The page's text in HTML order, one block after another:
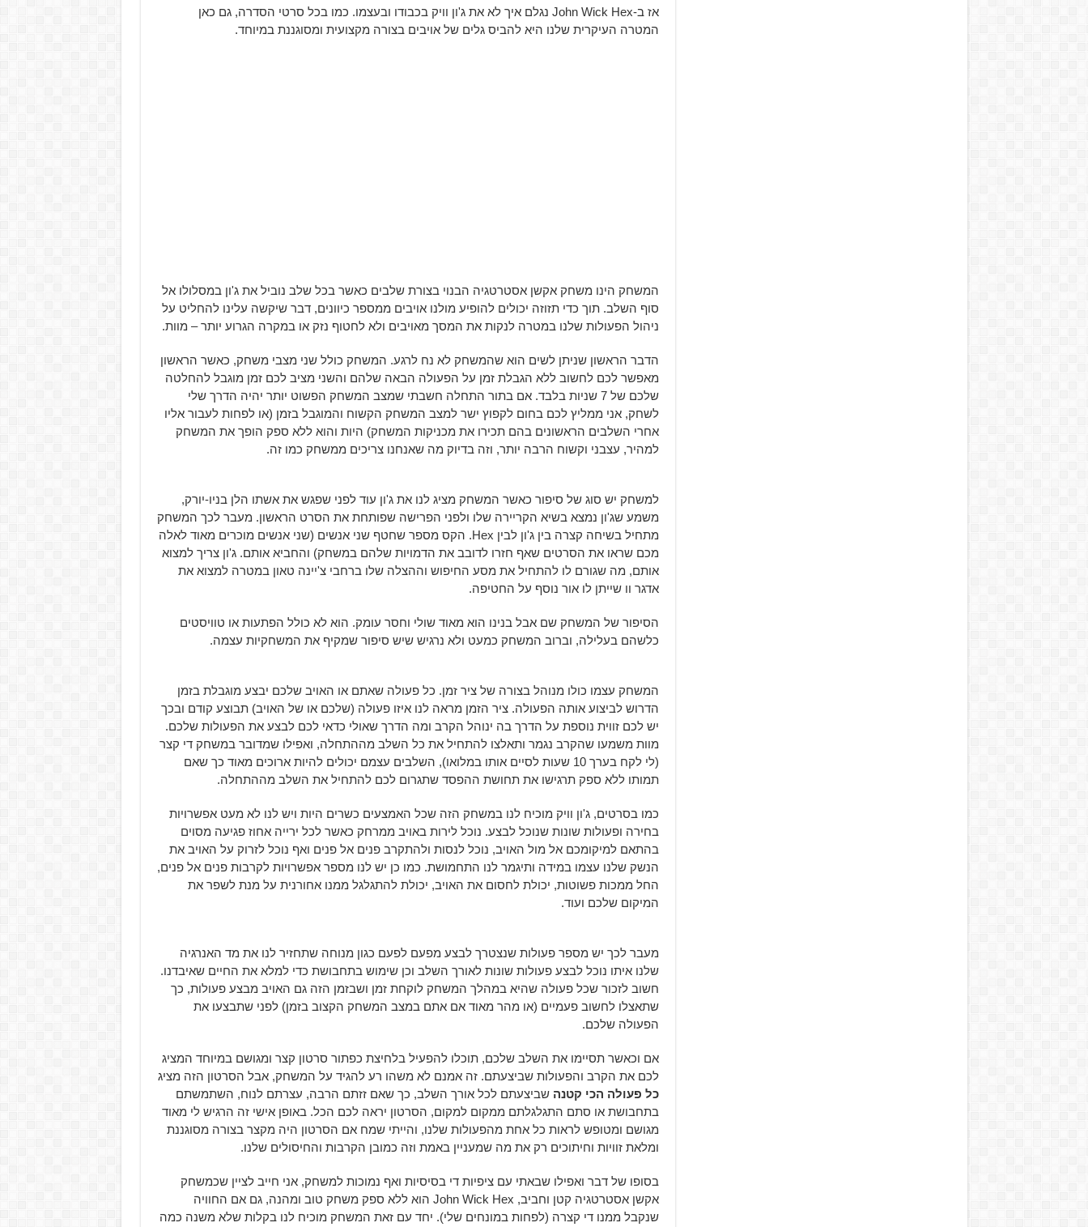
אז ב-John Wick Hex נגלם איך לא את ג'ון וויק בכבודו ובעצמו. כמו בכל סרטי הסדרה, גם כאן
המטרה העיקרית שלנו היא להביס גלים של אויבים בצורה מקצועית ומסוגננת במיוחד.
המשחק הינו משחק אקשן אסטרטגיה הבנוי בצורת שלבים כאשר בכל שלב נוביל את ג'ון במסלולו אל
סוף השלב. תוך כדי תזוזה יכולים להופיע מולנו אויבים ממספר כיוונים, דבר שיקשה עלינו להחליט על
ניהול הפעולות שלנו במטרה לנקות את המסך מאויבים ולא לחטוף נזק או במקרה הגרוע יותר – מוות.
הדבר הראשון שניתן לשים הוא שהמשחק לא נח לרגע. המשחק כולל שני מצבי משחק, כאשר הראשון
מאפשר לכם לחשוב ללא הגבלת זמן על הפעולה הבאה שלהם והשני מציב לכם זמן מוגבל להחלטה
שלכם של 7 שניות בלבד. אם בתור התחלה חשבתי שמצב המשחק הפשוט יותר יהיה הדרך שלי
לשחק, אני ממליץ לכם בחום לקפוץ ישר למצב המשחק הקשוח והמוגבל בזמן (או לפחות לעבור אליו
אחרי השלבים הראשונים בהם תכירו את מכניקות המשחק) היות והוא ללא ספק הופך את המשחק
למהיר, עצבני וקשוח הרבה יותר, וזה בדיוק מה שאנחנו צריכים ממשחק כמו זה.
למשחק יש סוג של סיפור כאשר המשחק מציג לנו את ג'ון עוד לפני שפגש את אשתו הלן בניו-יורק,
משמע שג'ון נמצא בשיא הקריירה שלו ולפני הפרישה שפותחת את הסרט הראשון. מעבר לכך המשחק
מתחיל בשיחה קצרה בין ג'ון לבין Hex. הקס מספר שחטף שני אנשים (שני אנשים מוכרים מאוד לאלה
מכם שראו את הסרטים שאף חזרו לדובב את הדמויות שלהם במשחק) והחביא אותם. ג'ון צריך למצוא
אותם, מה שגורם לו להתחיל את מסע החיפוש וההצלה שלו ברחבי צ'יינה טאון במטרה למצוא את
אדגר וו שייתן לו אור נוסף על החטיפה.
הסיפור של המשחק שם אבל בנינו הוא מאוד שולי וחסר עומק. הוא לא כולל הפתעות או טוויסטים
כלשהם בעלילה, וברוב המשחק כמעט ולא נרגיש שיש סיפור שמקיף את המשחקיות עצמה.
המשחק עצמו כולו מנוהל בצורה של ציר זמן. כל פעולה שאתם או האויב שלכם יבצע מוגבלת בזמן
הדרוש לביצוע אותה הפעולה. ציר הזמן מראה לנו איזו פעולה (שלכם או של האויב) תבוצע קודם ובכך
יש לכם זווית נוספת על הדרך בה ינוהל הקרב ומה הדרך שאולי כדאי לכם לבצע את הפעולות שלכם.
מוות משמעו שהקרב נגמר ותאלצו להתחיל את כל השלב מההתחלה, ואפילו שמדובר במשחק די קצר
(לי לקח בערך 10 שעות לסיים אותו במלואו), השלבים עצמם יכולים להיות ארוכים מאוד כך שאם
תמותו ללא ספק תרגישו את תחושת ההפסד שתגרום לכם להתחיל את השלב מההתחלה.
כמו בסרטים, ג'ון וויק מוכיח לנו במשחק הזה שכל האמצעים כשרים היות ויש לנו לא מעט אפשרויות
בחירה ופעולות שונות שנוכל לבצע. נוכל לירות באויב ממרחק כאשר לכל ירייה אחוז פגיעה מסוים
בהתאם למיקומכם אל מול האויב, נוכל לנסות ולהתקרב פנים אל פנים ואף נוכל לזרוק על האויב את
הנשק שלנו עצמו במידה ותיגמר לנו התחמושת. כמו כן יש לנו מספר אפשרויות לקרבות פנים אל פנים,
החל ממכות פשוטות, יכולת לחסום את האויב, יכולת להתגלגל ממנו אחורנית על מנת לשפר את
המיקום שלכם ועוד.
מעבר לכך יש מספר פעולות שנצטרך לבצע מפעם לפעם כגון מנוחה שתחזיר לנו את מד האנרגיה
שלנו איתו נוכל לבצע פעולות שונות לאורך השלב וכן שימוש בתחבושת כדי למלא את החיים שאיבדנו.
חשוב לזכור שכל פעולה שהיא במהלך המשחק לוקחת זמן ושבזמן הזה גם האויב מבצע פעולות, כך
שתאצלו לחשוב פעמיים (או מהר מאוד אם אתם במצב המשחק הקצוב בזמן) לפני שתבצעו את
הפעולה שלכם.
אם וכאשר תסיימו את השלב שלכם, תוכלו להפעיל בלחיצת כפתור סרטון קצר ומגושם במיוחד המציג
לכם את הקרב והפעולות שביצעתם. זה אמנם לא משהו רע להגיד על המשחק, אבל הסרטון הזה מציג
כל פעולה הכי קטנה שביצעתם לכל אורך השלב, כך שאם זזתם הרבה, עצרתם לנוח, השתמשתם
בתחבושת או סתם התגלגלתם ממקום למקום, הסרטון יראה לכם הכל. באופן אישי זה הרגיש לי מאוד
מגושם ומטופש לראות כל אחת מהפעולות שלנו, והייתי שמח אם הסרטון היה מקצר בצורה מסוגננת
ומלאת זוויות וחיתוכים רק את מה שמעניין באמת וזה כמובן הקרבות והחיסולים שלנו.
בסופו של דבר ואפילו שבאתי עם ציפיות די בסיסיות ואף נמוכות למשחק, אני חייב לציין שכמשחק
אקשן אסטרטגיה קטן וחביב, John Wick Hex הוא ללא ספק משחק טוב ומהנה, גם אם החוויה
שנקבל ממנו די קצרה (לפחות במונחים שלי). יחד עם זאת המשחק מוכיח לנו בקלות שלא משנה כמה